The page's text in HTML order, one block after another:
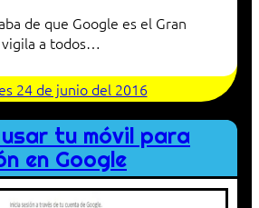
de que Google es el Gran
a todos…
24 de junio del 2016
tu móvil para
en Google